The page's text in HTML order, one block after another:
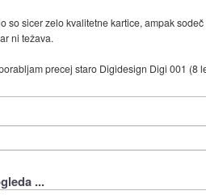
so sicer zelo kvalitetne kartice, ampak
ni težava.
precej staro Digidesign Digi 001 (8
...